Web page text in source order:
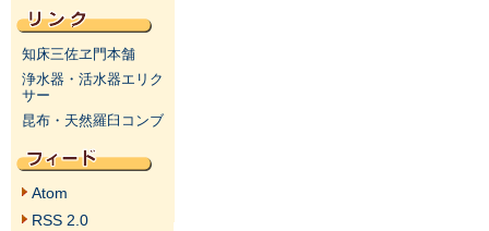
知床三佐ヱ門本舗
浄水器・活水器エリク
サー
昆布・天然羅臼コンブ
Atom
RSS 2.0